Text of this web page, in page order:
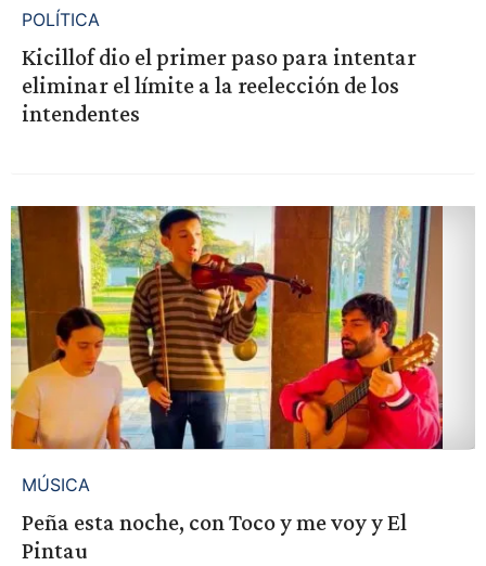
POLÍTICA
Kicillof dio el primer paso para intentar
eliminar el límite a la reelección de los
intendentes
MÚSICA
Peña esta noche, con Toco y me voy y El
Pintau